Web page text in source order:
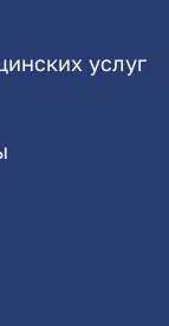
услуг